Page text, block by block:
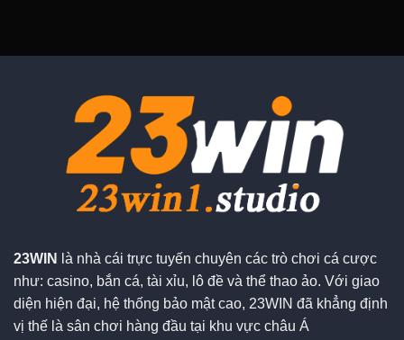
23WIN
là nhà cái trực tuyến chuyên các trò chơi cá cược
như: casino, bắn cá, tài xỉu, lô đề và thể thao ảo. Với giao
diện hiện đại, hệ thống bảo mật cao, 23WIN đã khẳng định
vị thế là sân chơi hàng đầu tại khu vực châu Á